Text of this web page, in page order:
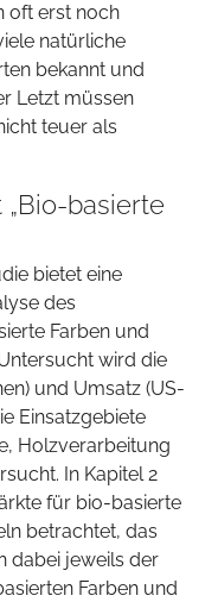
oft erst noch
natürliche
bekannt und
Letzt müssen
teuer als
basierte
bietet eine
des
Farben und
wird die
und Umsatz (US-
Einsatzgebiete
Holzverarbeitung
In Kapitel 2
für bio-basierte
betrachtet, das
dabei jeweils der
Farben und